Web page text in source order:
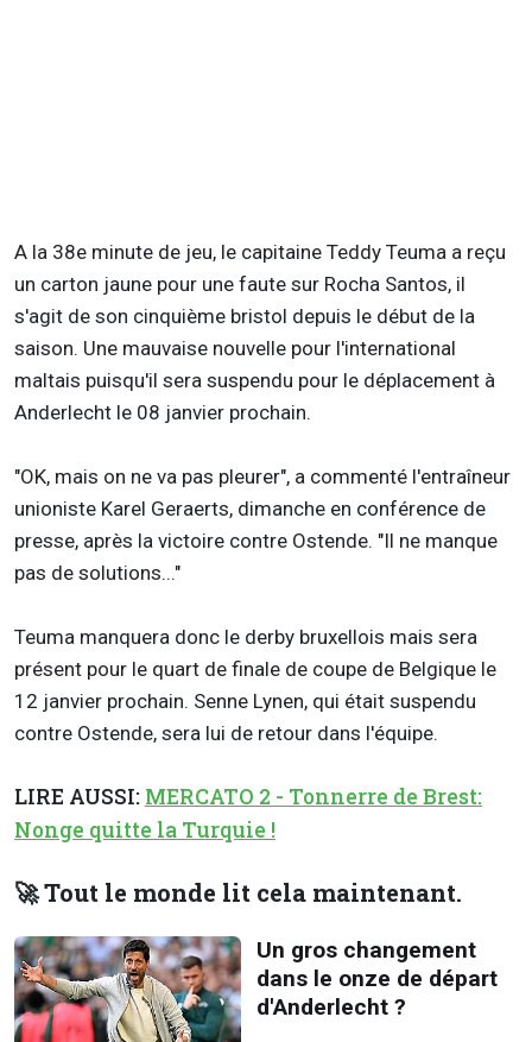
A la 38e minute de jeu, le capitaine Teddy Teuma a reçu
un carton jaune pour une faute sur Rocha Santos, il
s'agit de son cinquième bristol depuis le début de la
saison. Une mauvaise nouvelle pour l'international
maltais puisqu'il sera suspendu pour le déplacement à
Anderlecht le 08 janvier prochain.
"OK, mais on ne va pas pleurer", a commenté l'entraîneur
unioniste Karel Geraerts, dimanche en conférence de
presse, après la victoire contre Ostende. "Il ne manque
pas de solutions..."
Teuma manquera donc le derby bruxellois mais sera
présent pour le quart de finale de coupe de Belgique le
12 janvier prochain. Senne Lynen, qui était suspendu
contre Ostende, sera lui de retour dans l'équipe.
LIRE AUSSI: MERCATO 2 - Tonnerre de Brest:
Nonge quitte la Turquie !
🚀 Tout le monde lit cela maintenant.
Un gros changement
dans le onze de départ
d'Anderlecht ?